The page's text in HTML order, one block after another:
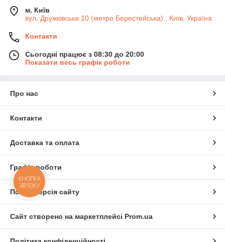
м. Київ
вул. Дружківська 10 (метро Берестейська)., Київ, Україна
Контакти
Сьогодні працює з 08:30 до 20:00
Показати весь графік роботи
Про нас
Контакти
Доставка та оплата
Графік роботи
Повна версія сайту
Сайт створено на маркетплейсі Prom.ua
КНОПКА
ЗВ'ЯЗКУ